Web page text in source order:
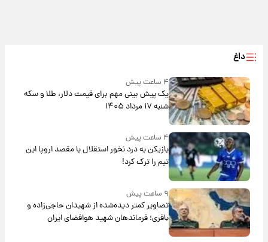
داغ
۴ ساعت پیش
یک پیش ‌بینی مهم برای قیمت دلار، طلا و سکه
شنبه ۱۷ مرداد ۱۴۰۵
۴ ساعت پیش
بازیکن به درد نخور استقلال با مقصد اروپا این
تیم را ترک کرد!
۹ ساعت پیش
تصاویر کمتر دیده‌شده از شهیدان حاجی‌زاده و
باقری؛ فرماندهان شهید هوافضای ایران